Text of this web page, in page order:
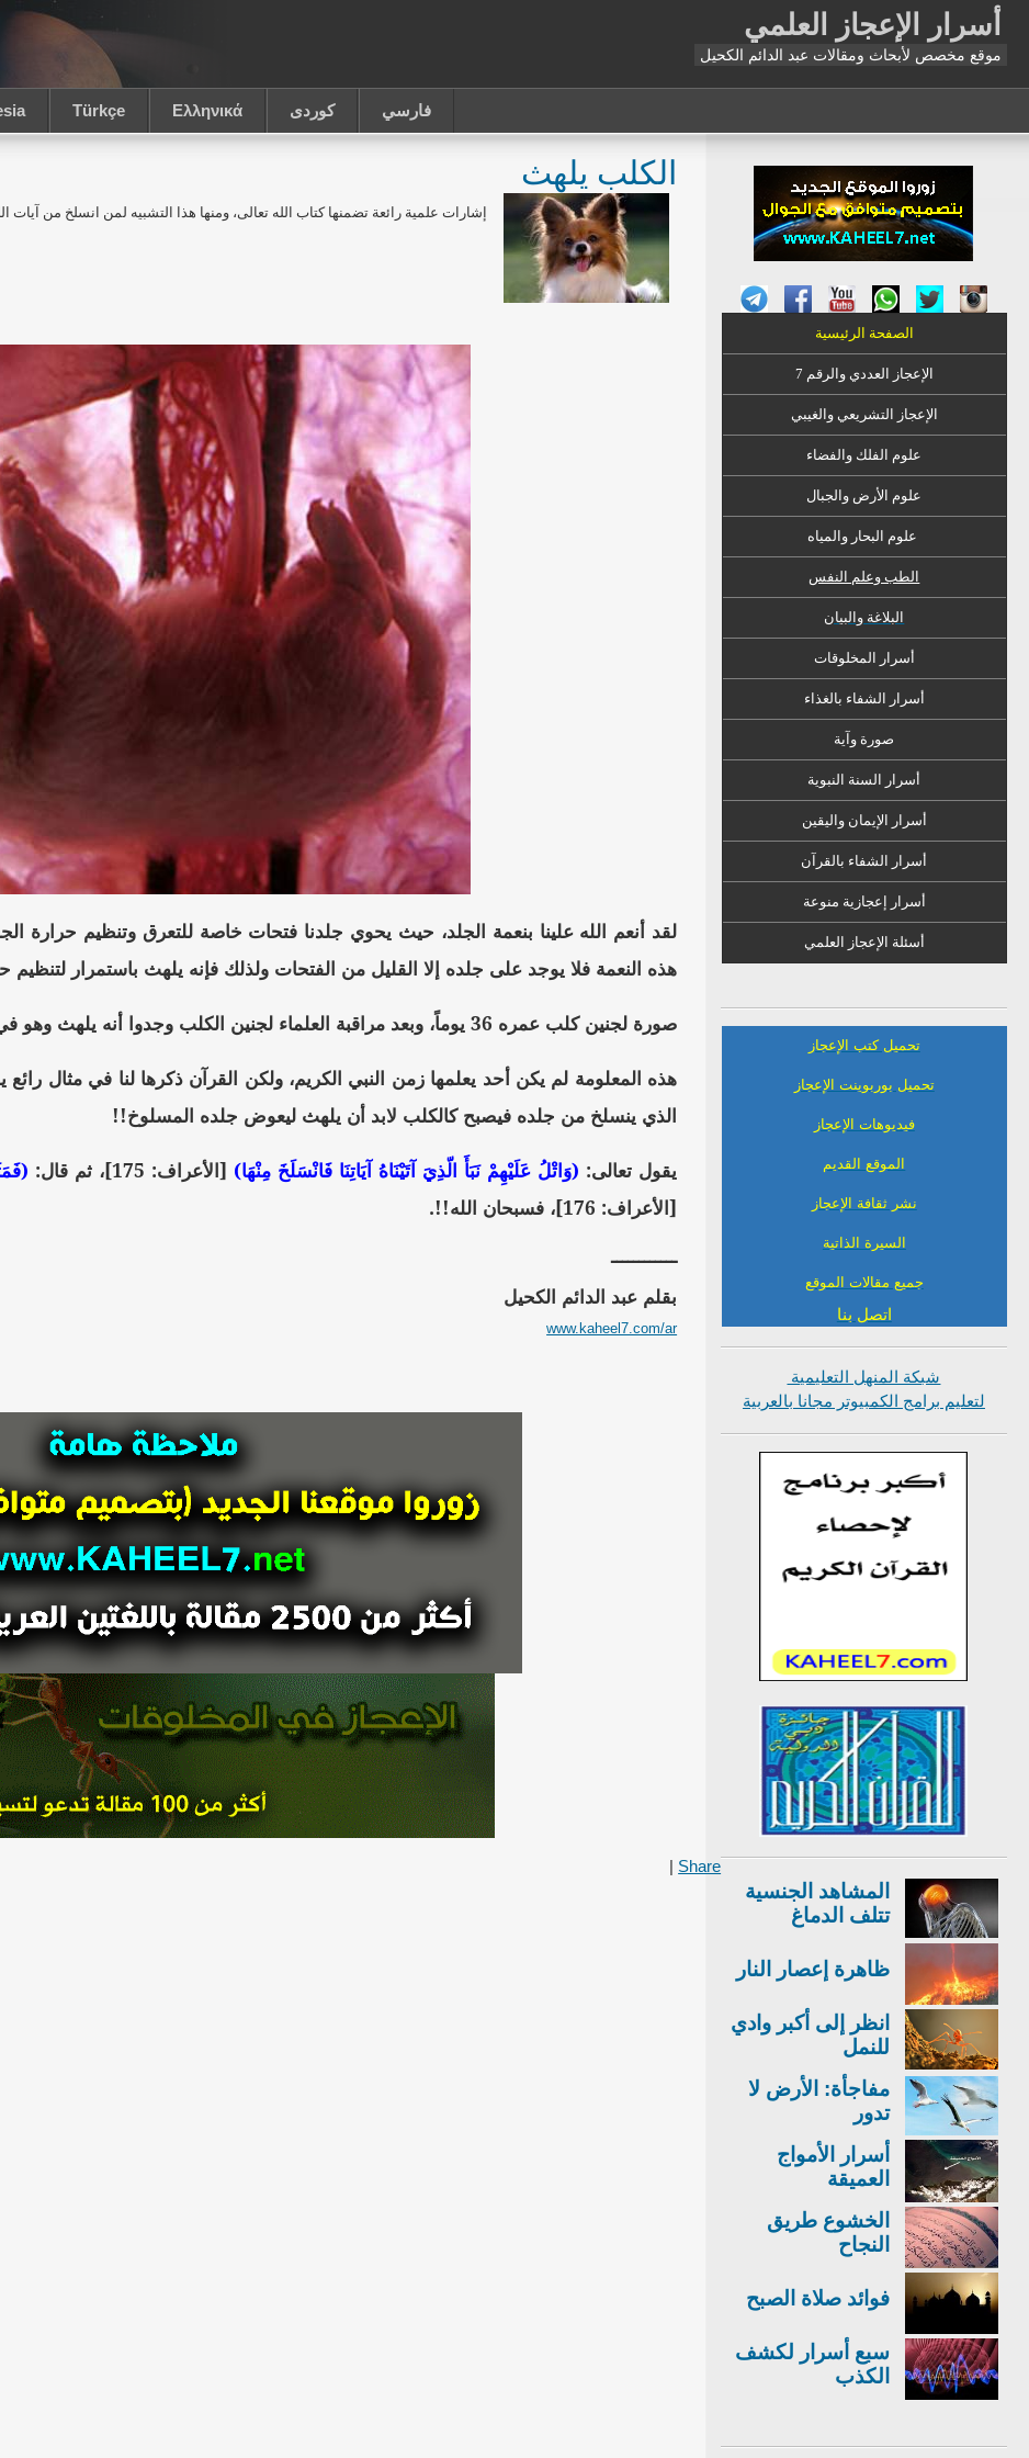
أسرار الإعجاز العلمي
موقع مخصص لأبحاث ومقالات عبد الدائم الكحيل
Türkçe Ελληνικά كوردى فارسي
الكلب يلهث
إشارات علمية رائعة تضمنها كتاب الله تعالى، ومنها هذا التشبيه لمن انسلخ من آيات
لقد أنعم الله علينا بنعمة الجلد، حيث يحوي جلدنا فتحات خاصة للتعرق وتنظيم حرارة
هذه النعمة فلا يوجد على جلده إلا القليل من الفتحات ولذلك فإنه يلهث باستمرار
صورة لجنين كلب عمره 36 يوماً، وبعد مراقبة العلماء لجنين الكلب وجدوا أنه يلهث وهو في بطن أمه وبعد أيام قليلة فقط من تكوّنه!!
هذه المعلومة لم يكن أحد يعلمها زمن النبي الكريم، ولكن القرآن ذكرها لنا في مثال
الذي ينسلخ من جلده فيصبح كالكلب لابد أن يلهث ليعوض جلده المسلوخ!!
يقول تعالى: (وَاتْلُ عَلَيْهِمْ نَبَأَ الّذِيَ آتَيْنَاهُ آيَاتِنَا فَانْسَلَخَ مِنْهَا) [الأعراف: 175]، ثم قال:
[الأعراف: 176]، فسبحان الله!!.
ــــــــــــ
بقلم عبد الدائم الكحيل
www.kaheel7.com/ar
Share
|
الصفحة الرئيسية
الإعجاز العددي والرقم 7
الإعجاز التشريعي والغيبي
علوم الفلك والفضاء
علوم الأرض والجبال
علوم البحار والمياه
الطب وعلم النفس
البلاغة والبيان
أسرار المخلوقات
أسرار الشفاء بالغذاء
صورة وآية
أسرار السنة النبوية
أسرار الإيمان واليقين
أسرار الشفاء بالقرآن
أسرار إعجازية منوعة
أسئلة الإعجاز العلمي
تحميل كتب الإعجاز
تحميل بوربوينت الإعجاز
فيديوهات الإعجاز
الموقع القديم
نشر ثقافة الإعجاز
السيرة الذاتية
جميع مقالات الموقع
اتصل بنا
شبكة المنهل التعليمية
لتعليم برامج الكمبيوتر مجانا بالعربية
المشاهد الجنسية
تتلف الدماغ
ظاهرة إعصار النار
انظر إلى أكبر وادي
للنمل
مفاجأة: الأرض لا
تدور
أسرار الأمواج
العميقة
الخشوع طريق
النجاح
فوائد صلاة الصبح
سبع أسرار لكشف
الكذب